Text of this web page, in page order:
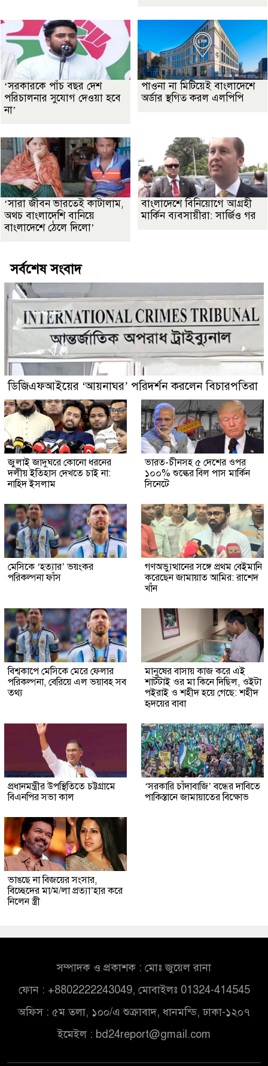
‘সরকারকে পাঁচ বছর দেশ
পরিচালনার সুযোগ দেওয়া হবে
না’
পাওনা না মিটিয়েই বাংলাদেশে
অর্ডার স্থগিত করল এলপিপি
‘সারা জীবন ভারতেই কাটালাম,
অথচ বাংলাদেশি বানিয়ে
বাংলাদেশে ঠেলে দিলো’
বাংলাদেশে বিনিয়োগে আগ্রহী
মার্কিন ব্যবসায়ীরা: সার্জিও গর
সর্বশেষ সংবাদ
ডিজিএফআইয়ের ‘আয়নাঘর’ পরিদর্শন করলেন বিচারপতিরা
জুলাই জাদুঘরে কোনো ধরনের
দলীয় ইতিহাস দেখতে চাই না:
নাহিদ ইসলাম
ভারত-চীনসহ ৫ দেশের ওপর
১০০% শুল্কের বিল পাস মার্কিন
সিনেটে
মেসিকে ‘হত্যার’ ভয়ংকর
পরিকল্পনা ফাঁস
গণঅভ্যুত্থানের সঙ্গে প্রথম বেইমানি
করেছেন জামায়াত আমির: রাশেদ
খাঁন
বিশ্বকাপে মেসিকে মেরে ফেলার
পরিকল্পনা, বেরিয়ে এল ভয়াবহ সব
তথ্য
মানুষের বাসায় কাজ করে এই
শার্টটাই ওর মা কিনে দিছিল, ওইটা
পইরাই ও শহীদ হয়ে গেছে: শহীদ
হৃদয়ের বাবা
প্রধানমন্ত্রীর উপস্থিতিতে চট্টগ্রামে
বিএনপির সভা কাল
‘সরকারি চাঁদাবাজি’ বন্ধের দাবিতে
পাকিস্তানে জামায়াতের বিক্ষোভ
ভাঙছে না বিজয়ের সংসার,
বিচ্ছেদের মা/ম/লা প্রত্যা’হার করে
নিলেন স্ত্রী
সম্পাদক ও প্রকাশক : মোঃ জুয়েল রানা
ফোন : +8802222243049, মোবাইলঃ 01324-414545
অফিস : ৫ম তলা, ১০০/এ শুক্রাবাদ, ধানমন্ডি, ঢাকা-১২০৭
ইমেইল : bd24report@gmail.com